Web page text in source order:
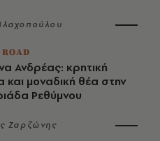
Ανδρέας: κρητική
και μοναδική θέα στην
Ρεθύμνου
Ζαρζώνης